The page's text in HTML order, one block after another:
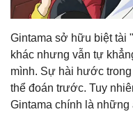
Gintama sở hữu biệt tài
khác nhưng vẫn tự
mình. Sự hài hước
thể đoán trước. Tuy
Gintama chính là những